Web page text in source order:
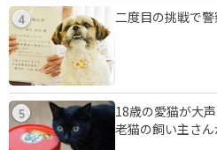
4 二度目の挑戦で警
5
18歳の愛猫が大
老猫の飼い主さ